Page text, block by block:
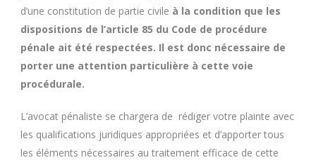
d’une constitution de partie civile à la condition que les
dispositions de l’article 85 du Code de procédure
pénale ait été respectées. Il est donc nécessaire de
porter une attention particulière à cette voie
procédurale.
L’avocat pénaliste se chargera de rédiger votre plainte avec
les qualifications juridiques appropriées et d’apporter tous
les éléments nécessaires au traitement efficace de cette